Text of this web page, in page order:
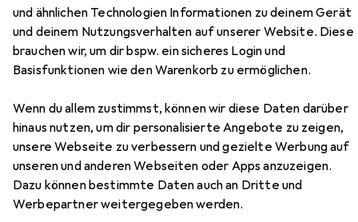
und ähnlichen Technologien Informationen zu deinem Gerät
und deinem Nutzungsverhalten auf unserer Website. Diese
brauchen wir, um dir bspw. ein sicheres Login und
Basisfunktionen wie den Warenkorb zu ermöglichen.
Wenn du allem zustimmst, können wir diese Daten darüber
hinaus nutzen, um dir personalisierte Angebote zu zeigen,
unsere Webseite zu verbessern und gezielte Werbung auf
unseren und anderen Webseiten oder Apps anzuzeigen.
Dazu können bestimmte Daten auch an Dritte und
Werbepartner weitergegeben werden.
Steckschlüsseleinsatz
24 mm
Zubehör für Koken Sechskant-
Steckschlüsseleinsatz
Hier findest du passendes Zubehör zum Produkt Koken
Sechskant-Steckschlüsseleinsatz aus der Kategorie
Steckschlüssel + Stecknuss.